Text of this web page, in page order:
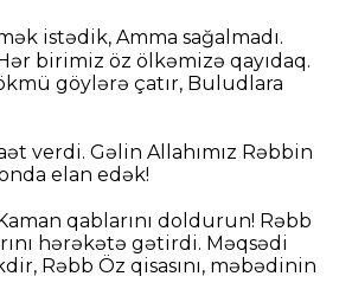
istədik, Amma sağalmadı.
birimiz öz ölkəmizə qayıdaq.
göylərə çatır, Buludlara
verdi. Gəlin Allahımız Rəbbin
elan edək!
qablarını doldurun! Rəbb
hərəkətə gətirdi. Məqsədi
Rəbb Öz qisasını, məbədinin